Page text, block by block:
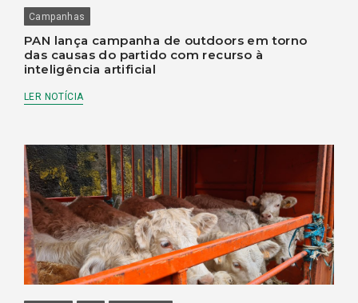
Campanhas
PAN lança campanha de outdoors em torno
das causas do partido com recurso à
inteligência artificial
LER NOTÍCIA